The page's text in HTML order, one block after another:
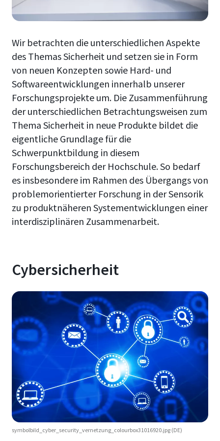
Wir betrachten die unterschiedlichen Aspekte
des Themas Sicherheit und setzen sie in Form
von neuen Konzepten sowie Hard- und
Softwareentwicklungen innerhalb unserer
Forschungsprojekte um. Die Zusammenführung
der unterschiedlichen Betrachtungsweisen zum
Thema Sicherheit in neue Produkte bildet die
eigentliche Grundlage für die
Schwerpunktbildung in diesem
Forschungsbereich der Hochschule. So bedarf
es insbesondere im Rahmen des Übergangs von
problemorientierter Forschung in der Sensorik
zu produktnäheren Systementwicklungen einer
interdisziplinären Zusammenarbeit.
Cybersicherheit
symbolbild_cyber_security_vernetzung_colourbox31016920.jpg (DE)